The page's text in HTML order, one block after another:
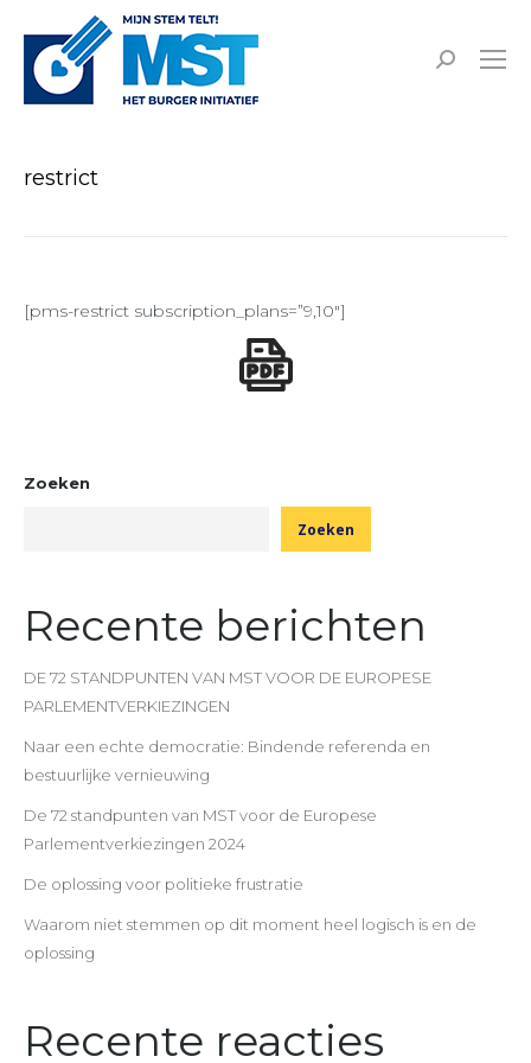
Zoeken:
restrict
[pms-restrict subscription_plans=”9,10″]
Zoeken
Zoeken
Recente berichten
DE 72 STANDPUNTEN VAN MST VOOR DE EUROPESE
PARLEMENTVERKIEZINGEN
Naar een echte democratie: Bindende referenda en
bestuurlijke vernieuwing
De 72 standpunten van MST voor de Europese
Parlementverkiezingen 2024
De oplossing voor politieke frustratie
Waarom niet stemmen op dit moment heel logisch is en de
oplossing
Recente reacties